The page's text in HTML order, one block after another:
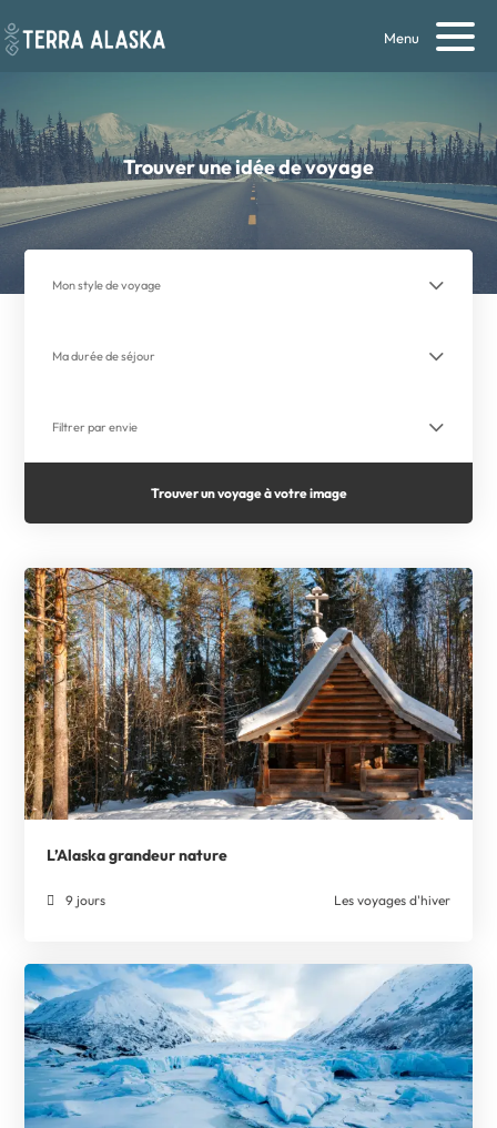
Menu
Trouver une idée de voyage
Trouver un voyage à votre image
L’Alaska grandeur nature
9 jours Les voyages d'hiver